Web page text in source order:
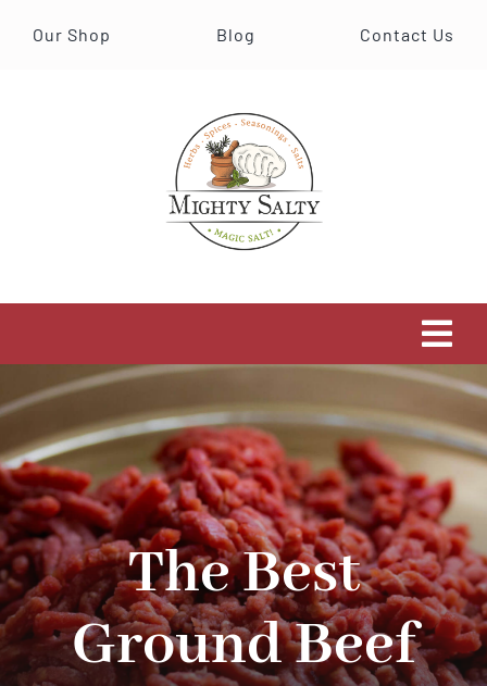
Our Shop Blog Contact Us
Our Shop
Blog
Contact Us The Best
Ground Beef